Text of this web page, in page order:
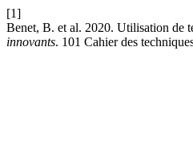
[1]
Benet, B. et al. 2020. Utilisation de
innovants. 101 Cahier des